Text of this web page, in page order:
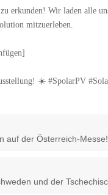
erkunden! Wir laden alle
mitzuerleben.
☀️ #SpolarPV
auf der Österreich-Messe!
und der